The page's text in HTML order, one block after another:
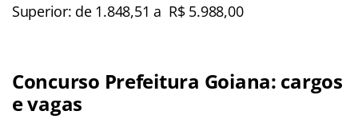
Superior: de 1.848,51 a R$ 5.988,00
Concurso Prefeitura Goiana: cargos
e vagas